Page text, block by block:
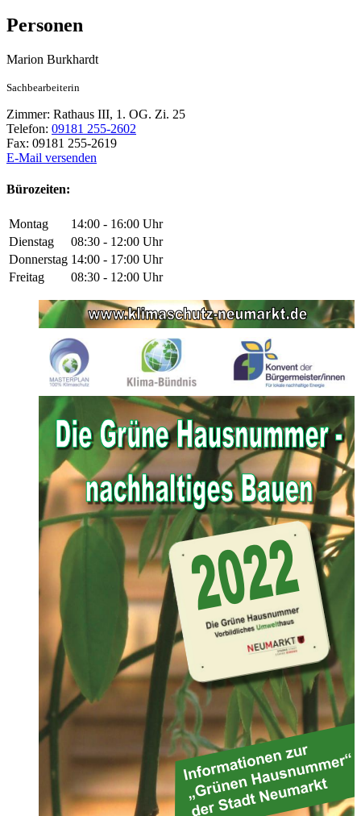
Personen
Marion Burkhardt
Sachbearbeiterin
Zimmer: Rathaus III, 1. OG. Zi. 25
Telefon: 09181 255-2602
Fax: 09181 255-2619
E-Mail versenden
Bürozeiten:
Montag
14:00 - 16:00 Uhr
Dienstag
08:30 - 12:00 Uhr
Donnerstag 14:00 - 17:00 Uhr
Freitag
08:30 - 12:00 Uhr